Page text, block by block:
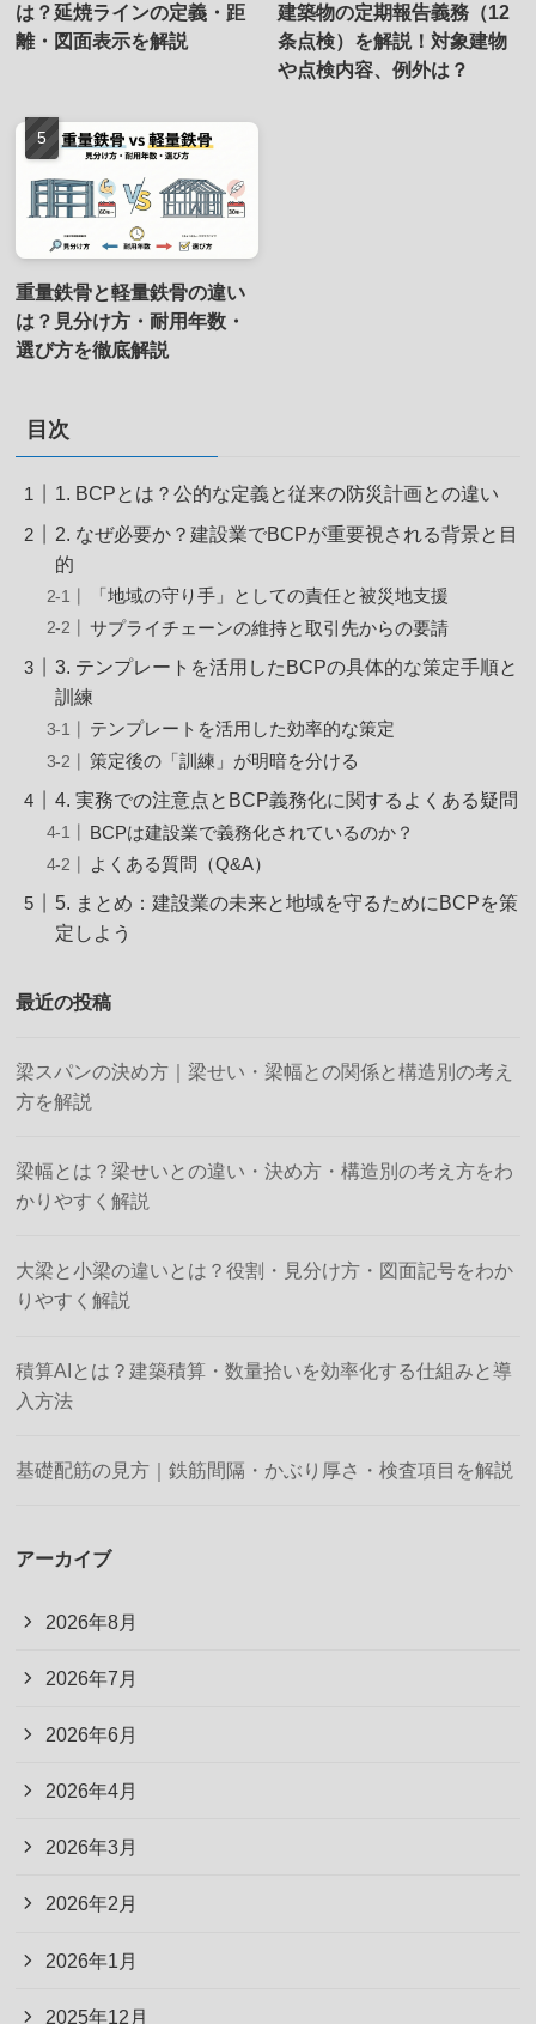
は？延焼ラインの定義・距
離・図面表示を解説
建築物の定期報告義務（12
条点検）を解説！対象建物
や点検内容、例外は？
重量鉄骨と軽量鉄骨の違い
は？見分け方・耐用年数・
選び方を徹底解説
目次
1. BCPとは？公的な定義と従来の防災計画との違い
2. なぜ必要か？建設業でBCPが重要視される背景と目
的
「地域の守り手」としての責任と被災地支援
サプライチェーンの維持と取引先からの要請
3. テンプレートを活用したBCPの具体的な策定手順と
訓練
テンプレートを活用した効率的な策定
策定後の「訓練」が明暗を分ける
4. 実務での注意点とBCP義務化に関するよくある疑問
BCPは建設業で義務化されているのか？
よくある質問（Q&A）
5. まとめ：建設業の未来と地域を守るためにBCPを策
定しよう
最近の投稿
梁スパンの決め方｜梁せい・梁幅との関係と構造別の考え
方を解説
梁幅とは？梁せいとの違い・決め方・構造別の考え方をわ
かりやすく解説
大梁と小梁の違いとは？役割・見分け方・図面記号をわか
りやすく解説
積算AIとは？建築積算・数量拾いを効率化する仕組みと導
入方法
基礎配筋の見方｜鉄筋間隔・かぶり厚さ・検査項目を解説
アーカイブ
2026年8月
2026年7月
2026年6月
2026年4月
2026年3月
2026年2月
2026年1月
2025年12月